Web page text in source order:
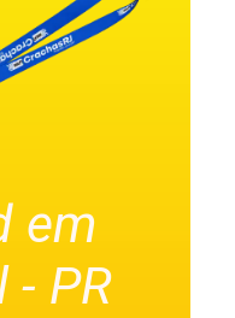
em
- PR